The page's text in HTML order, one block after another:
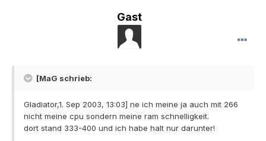
Gast
[MaG schrieb:
Gladiator,1. Sep 2003, 13:03] ne ich meine ja auch mit 266
nicht meine cpu sondern meine ram schnelligkeit.
dort stand 333-400 und ich habe halt nur darunter!